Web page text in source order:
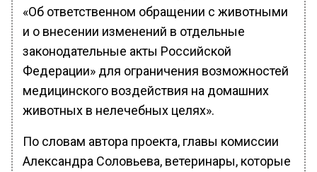
«Об ответственном обращении с животными
и о внесении изменений в отдельные
законодательные акты Российской
Федерации» для ограничения возможностей
медицинского воздействия на домашних
животных в нелечебных целях».
По словам автора проекта, главы комиссии
Александра Соловьева, ветеринары, которые